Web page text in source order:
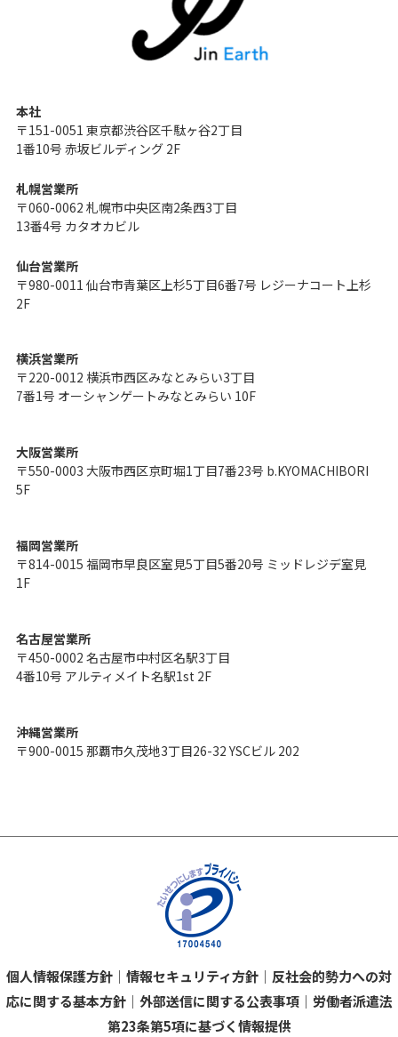
本社
〒151-0051 東京都渋谷区千駄ヶ谷2丁目
1番10号 赤坂ビルディング 2F
札幌営業所
〒060-0062 札幌市中央区南2条西3丁目
13番4号 カタオカビル
仙台営業所
〒980-0011 仙台市青葉区上杉5丁目6番7号 レジーナコート上杉
2F
横浜営業所
〒220-0012 横浜市西区みなとみらい3丁目
7番1号 オーシャンゲートみなとみらい 10F
大阪営業所
〒550-0003 大阪市西区京町堀1丁目7番23号 b.KYOMACHIBORI
5F
福岡営業所
〒814-0015 福岡市早良区室見5丁目5番20号 ミッドレジデ室見
1F
名古屋営業所
〒450-0002 名古屋市中村区名駅3丁目
4番10号 アルティメイト名駅1st 2F
沖縄営業所
〒900-0015 那覇市久茂地3丁目26-32 YSCビル 202
個人情報保護方針 ｜ 情報セキュリティ方針 ｜ 反社会的勢力への対
応に関する基本方針｜ 外部送信に関する公表事項｜ 労働者派遣法
第23条第5項に基づく情報提供